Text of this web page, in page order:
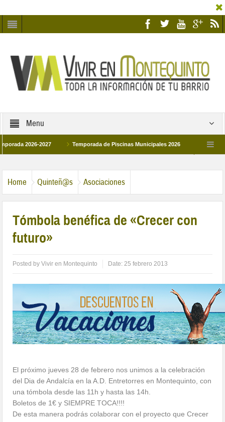
Menu
2026-2027 Temporada de Piscinas Municipales 2026 Los Campus
Home Quinteñ@s Asociaciones
Tómbola benéfica de «Crecer con
futuro»
Posted byVivir en Montequinto Date:25 febrero 2013
El próximo jueves 28 de febrero nos unimos a la celebración
del Dia de Andalcía en la A.D. Entretorres en Montequinto, con
una tómbola desde las 11h y hasta las 14h.
Boletos de 1€ y SIEMPRE TOCA!!!!
De esta manera podrás colaborar con el proyecto que Crecer